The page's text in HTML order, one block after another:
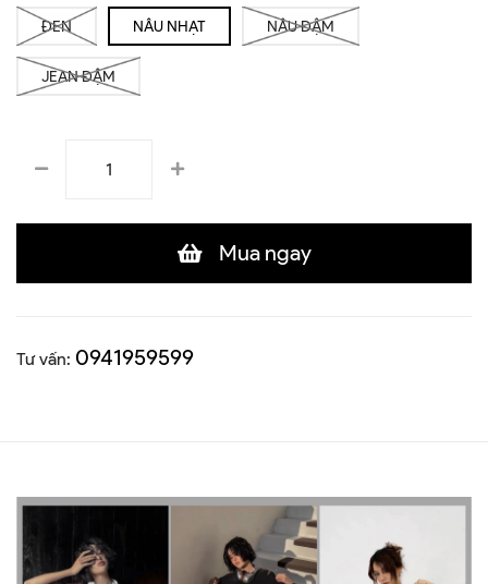
ĐEN NÂU NHẠT NÂU ĐẬM
JEAN ĐẬM
Mua ngay
Tư vấn: 0941959599